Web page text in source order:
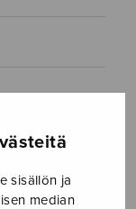
sisällön ja
median